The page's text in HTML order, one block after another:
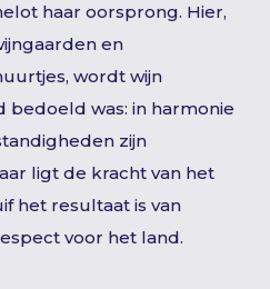
haar oorsprong. Hier,
en
wordt wijn
bedoeld was: in harmonie
zijn
ligt de kracht van het
het resultaat is van
voor het land.